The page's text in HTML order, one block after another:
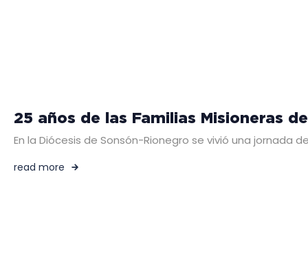
25 años de las Familias Misioneras
En la Diócesis de Sonsón-Rionegro se vivió una jornada
read more